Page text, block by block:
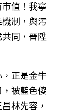
值！我寧
制，與污
同，晉陞
正是金牛
被藍色傻
林先容，